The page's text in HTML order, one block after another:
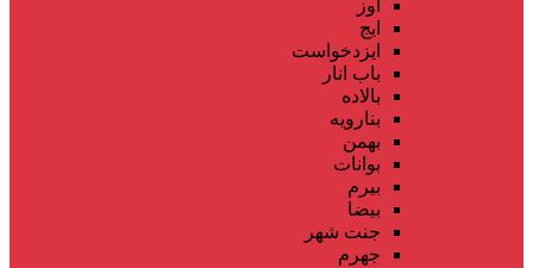
اوز
ایج
ایزدخواست
باب انار
بالاده
بنارویه
بهمن
بوانات
بیرم
بیضا
جنت شهر
جهرم